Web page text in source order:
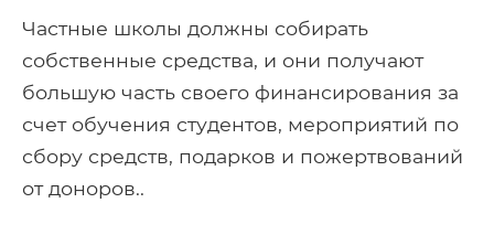
Частные школы должны собирать
собственные средства, и они получают
большую часть своего финансирования за
счет обучения студентов, мероприятий по
сбору средств, подарков и пожертвований
от доноров..